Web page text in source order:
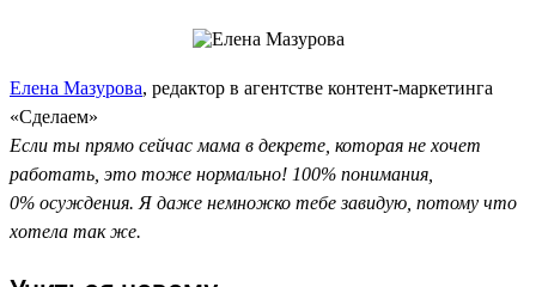
Елена Мазурова, редактор в агентстве контент-маркетинга
«Сделаем»
Если ты прямо сейчас мама в декрете, которая не хочет
работать, это тоже нормально! 100% понимания,
0% осуждения. Я даже немножко тебе завидую, потому что
хотела так же.